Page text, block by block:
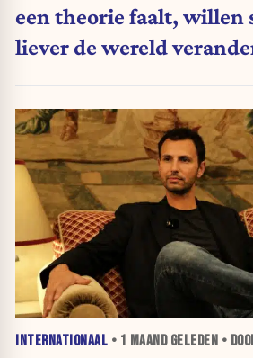
een theorie faalt, willen
liever de wereld
INTERNATIONAAL • 1 MAANDGELEDEN •